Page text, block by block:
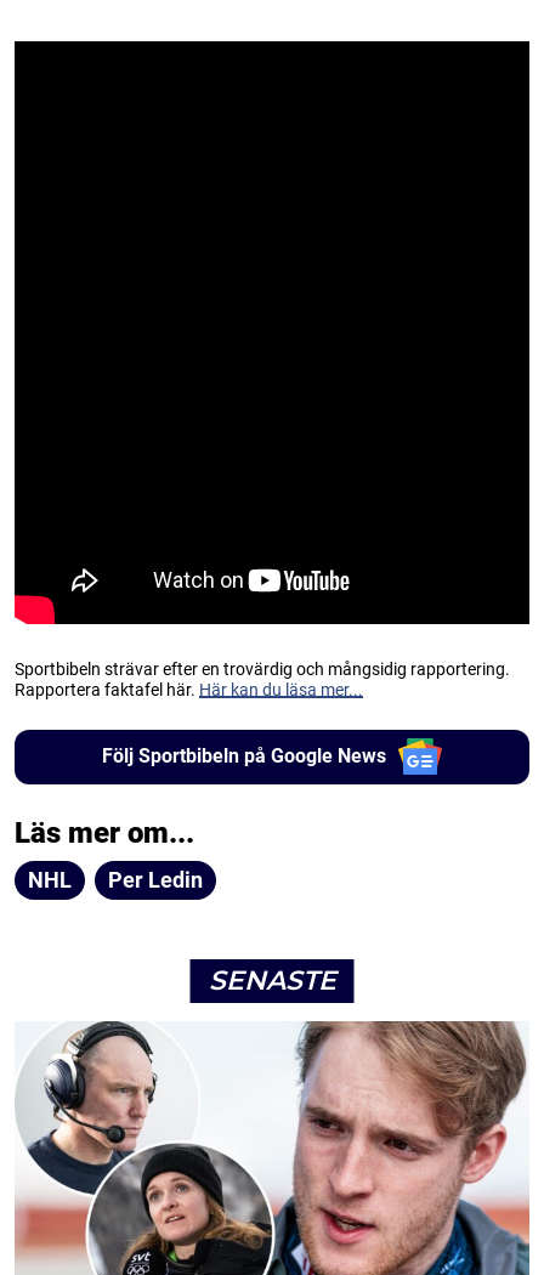
Sportbibeln strävar efter en trovärdig och mångsidig rapportering.
Rapportera faktafel här. Här kan du läsa mer...
Följ Sportbibeln på Google News
Läs mer om...
NHL Per Ledin
SENASTE